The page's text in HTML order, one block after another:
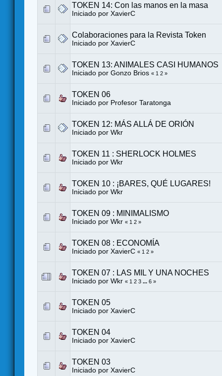
TOKEN 14: Con las manos en la masa
Iniciado por XavierC
Colaboraciones para la Revista Token
Iniciado por XavierC
TOKEN 13: ANIMALES CASI HUMANOS
Iniciado por Gonzo Brios « 1 2 »
TOKEN 06
Iniciado por Profesor Taratonga
TOKEN 12: MÁS ALLÁ DE ORIÓN
Iniciado por Wkr
TOKEN 11 : SHERLOCK HOLMES
Iniciado por Wkr
TOKEN 10 : ¡BARES, QUÉ LUGARES!
Iniciado por Wkr
TOKEN 09 : MINIMALISMO
Iniciado por Wkr « 1 2 »
TOKEN 08 : ECONOMÍA
Iniciado por XavierC « 1 2 »
TOKEN 07 : LAS MIL Y UNA NOCHES
Iniciado por Wkr « 1 2 3 ... 6 »
TOKEN 05
Iniciado por XavierC
TOKEN 04
Iniciado por XavierC
TOKEN 03
Iniciado por XavierC